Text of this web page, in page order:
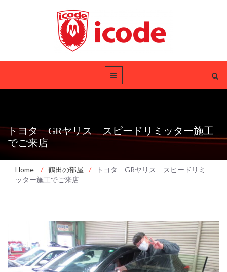
トヨタ GRヤリス スピードリミッター施工
でご来店
Home / 鶴田の部屋 /
トヨタ GRヤリス スピードリミ
ッター施工でご来店